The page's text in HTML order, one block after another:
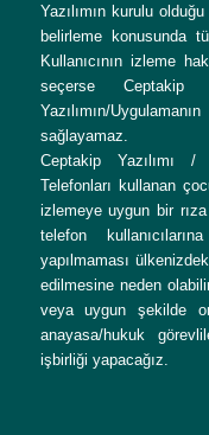
Yazılımın kurulu
belirleme konusunda
Kullanıcının izleme
seçerse
Yazılımın/
sağlayamaz.
Ceptakip Yazılımı /
Telefonları kullanan
izlemeye uygun bir
telefon
yapılmaması
edilmesine neden
veya uygun şekilde
anayasa/hukuk
işbirliği yapacağız.